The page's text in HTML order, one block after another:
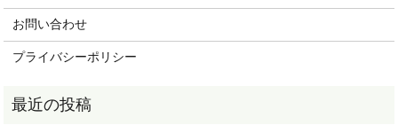
お問い合わせ
プライバシーポリシー